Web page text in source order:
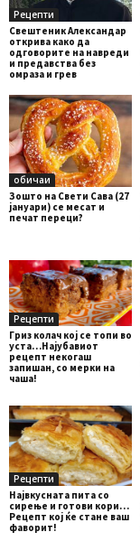
Рецепти
Свештеник Александар
открива како да
одговорите на навреди
и предавства без
омраза и грев
обичаи
Зошто на Свети Сава (27
јануари) се месат и
печат переци?
Рецепти
Гриз колач кој се топи во
уста…Најубавиот
рецепт некогаш
запишан, со мерки на
чаша!
Рецепти
Највкусната пита со
сирење и готови кори…
Рецепт кој ќе стане ваш
фаворит!